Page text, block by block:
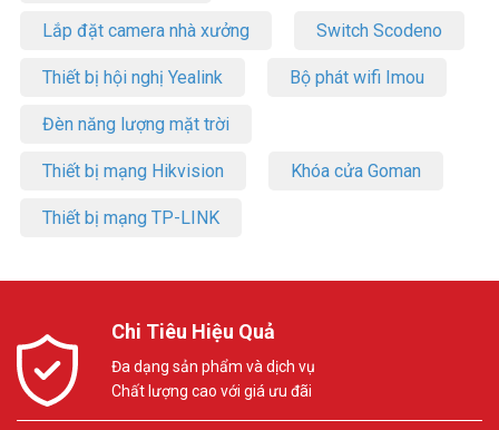
Lắp đặt camera nhà xưởng Switch Scodeno
Thiết bị hội nghị Yealink Bộ phát wifi Imou
Đèn năng lượng mặt trời
Thiết bị mạng Hikvision Khóa cửa Goman
Thiết bị mạng TP-LINK
Chi Tiêu Hiệu Quả
Đa dạng sản phẩm và dịch vụ
Chất lượng cao với giá ưu đãi